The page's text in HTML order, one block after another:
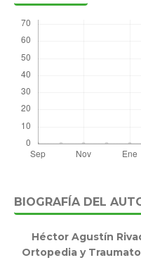
BIOGRAFÍA DEL
Héctor Agustín
Ortopedia y